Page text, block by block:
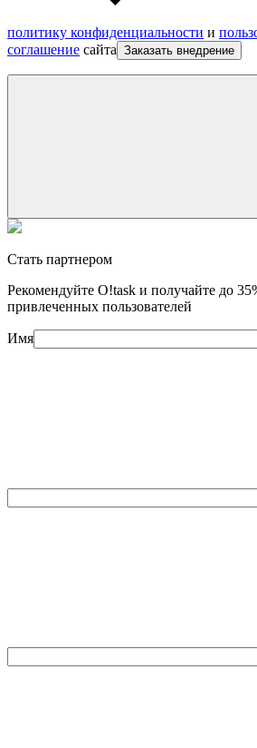
политику конфиденциальности и
соглашение сайта Заказать внедрение
Стать партнером
Рекомендуйте O!task и получайте до
привлеченных пользователей
Имя